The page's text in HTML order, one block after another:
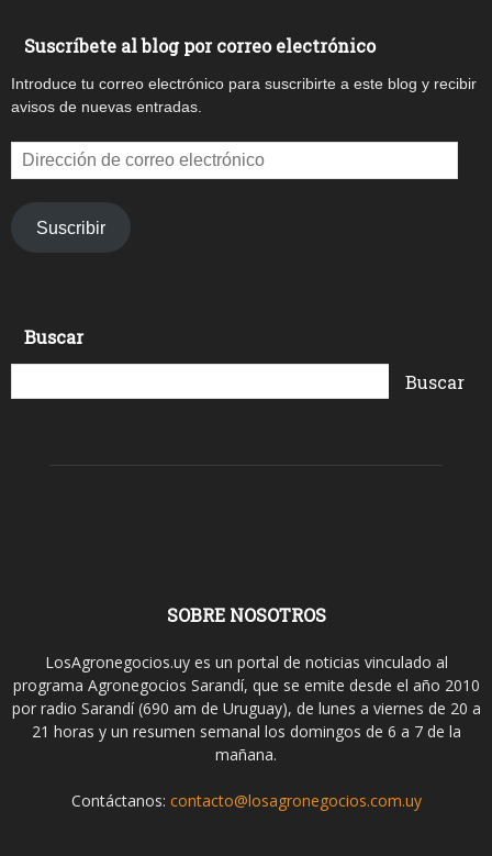
Suscríbete al blog por correo electrónico
Introduce tu correo electrónico para suscribirte a este blog y recibir
avisos de nuevas entradas.
Dirección
de
electrónico
Suscribir
Buscar
SOBRE NOSOTROS
LosAgronegocios.uy es un portal de noticias vinculado al
programa Agronegocios Sarandí, que se emite desde el año 2010
por radio Sarandí (690 am de Uruguay), de lunes a viernes de 20 a
21 horas y un resumen semanal los domingos de 6 a 7 de la
mañana.
Contáctanos: contacto@losagronegocios.com.uy